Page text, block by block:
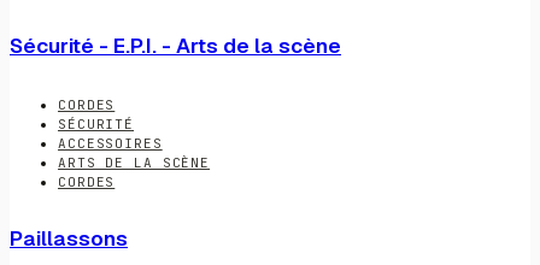
Sécurité - E.P.I. - Arts de la scène
CORDES
SÉCURITÉ
ACCESSOIRES
ARTS DE LA SCÈNE
CORDES
Paillassons